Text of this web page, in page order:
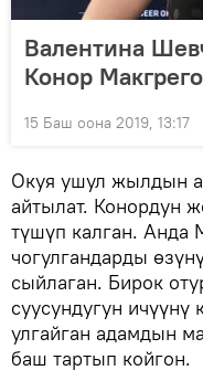
Валентина
Конор
15 Баш оона 2019, 13:17
Окуя ушул жылдын
айтылат. Конордун
түшүп калган. Анда
чогулгандарды
сыйлаган. Бирок
суусундугун
улгайган адамдын
баш тартып койгон.